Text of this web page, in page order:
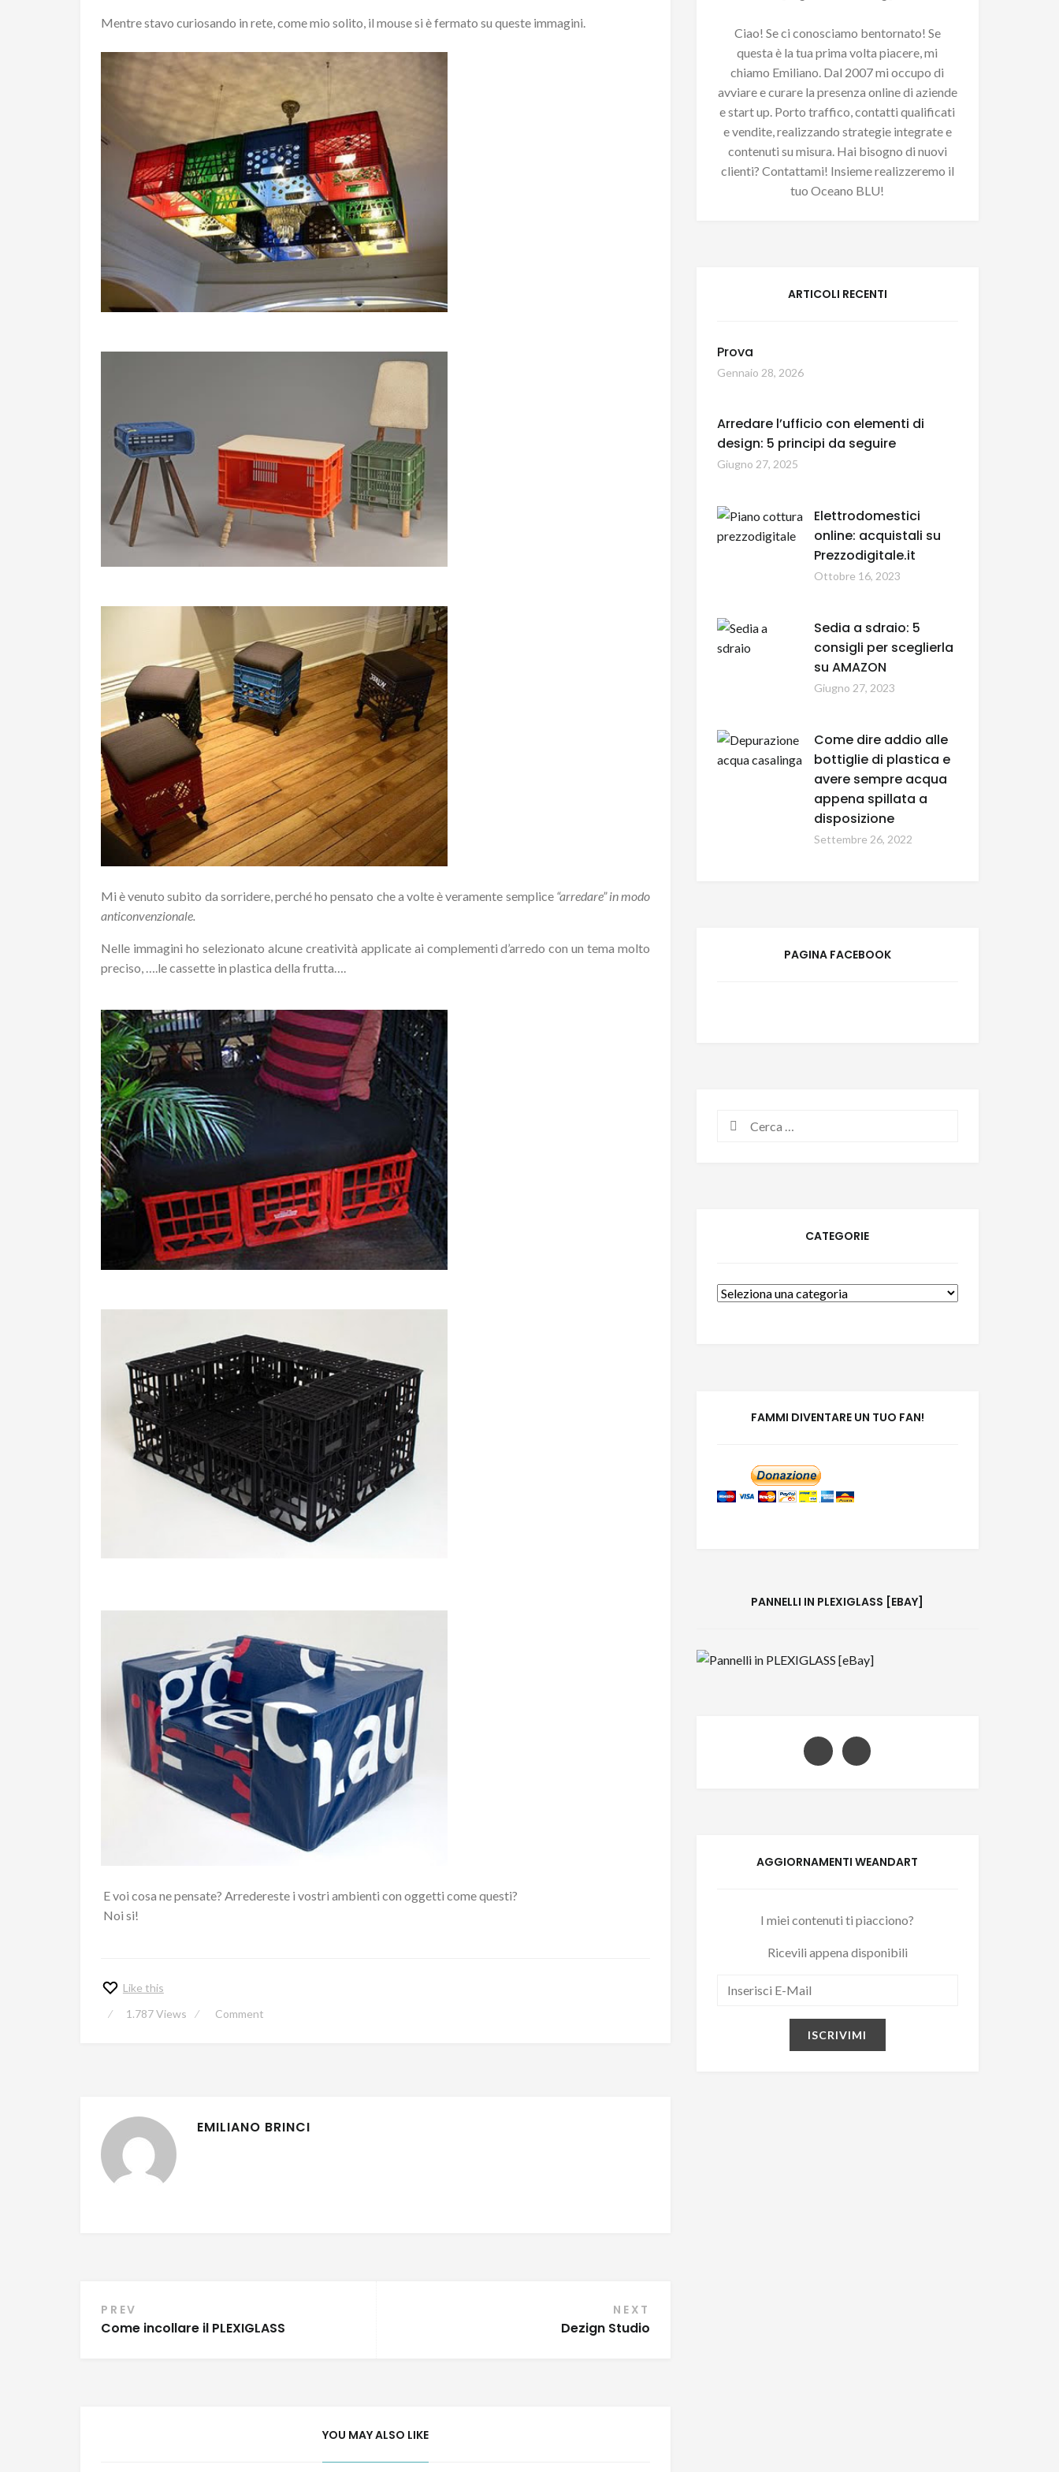
Mentre stavo curiosando in rete, come mio solito, il mouse si è fermato su queste immagini.
Mi è venuto subito da sorridere, perché ho pensato che a volte è veramente semplice “arredare” in modo
anticonvenzionale.
Nelle immagini ho selezionato alcune creatività applicate ai complementi d’arredo con un tema molto
preciso, ….le cassette in plastica della frutta….
E voi cosa ne pensate? Arredereste i vostri ambienti con oggetti come questi?
Noi si!
Like this
1.787Views Comment
EMILIANO BRINCI
Navigazione
PREV
Come incollare il PLEXIGLASS
NEXT
Dezign Studio
YOU MAY ALSO LIKE
Ciao! Se ci conosciamo bentornato! Se
questa è la tua prima volta piacere, mi
chiamo Emiliano. Dal 2007 mi occupo di
avviare e curare la presenza online di aziende
e start up. Porto traffico, contatti qualificati
e vendite, realizzando strategie integrate e
contenuti su misura. Hai bisogno di nuovi
clienti? Contattami! Insieme realizzeremo il
tuo Oceano BLU!
ARTICOLI RECENTI
Prova
Gennaio 28, 2026
Arredare l’ufficio con elementi di
design: 5 principi da seguire
Giugno 27, 2025
Elettrodomestici
online: acquistali su
Prezzodigitale.it
Ottobre 16, 2023
Sedia a sdraio: 5
consigli per sceglierla
su AMAZON
Giugno 27, 2023
Come dire addio alle
bottiglie di plastica e
avere sempre acqua
appena spillata a
disposizione
Settembre 26, 2022
PAGINA FACEBOOK
Ricerca
CATEGORIE
Categorie
FAMMI DIVENTARE UN TUO FAN!
PANNELLI IN PLEXIGLASS [EBAY]
AGGIORNAMENTI WEANDART
I miei contenuti ti piacciono?
Ricevili appena disponibili